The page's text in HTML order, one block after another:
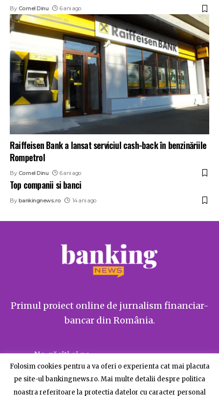
By Cornel Dinu 6 ani ago
Raiffeisen Bank a lansat serviciul cash-back în benzinăriile
Rompetrol
By Cornel Dinu 6 ani ago
Top companii si banci
By bankingnews.ro 14 ani ago
Primul proiect online de jurnalism financiar-
bancar din România.
Ne găsiți și pe
Folosim cookies pentru a va oferi o experienta cat mai placuta
pe site-ul bankingnews.ro. Mai multe detalii despre politica
noastra referitoare la protectia datelor cu caracter personal